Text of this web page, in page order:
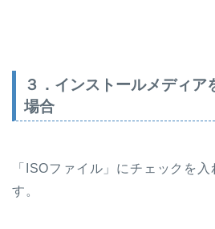
３．インストールメディア
場合
「ISOファイル」にチェックを
す。